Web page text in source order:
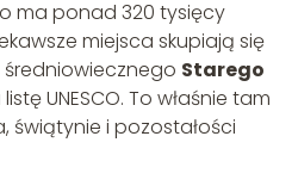
ma ponad 320 tysięcy
miejsca skupiają się
Starego
UNESCO. To właśnie tam
świątynie i pozostałości